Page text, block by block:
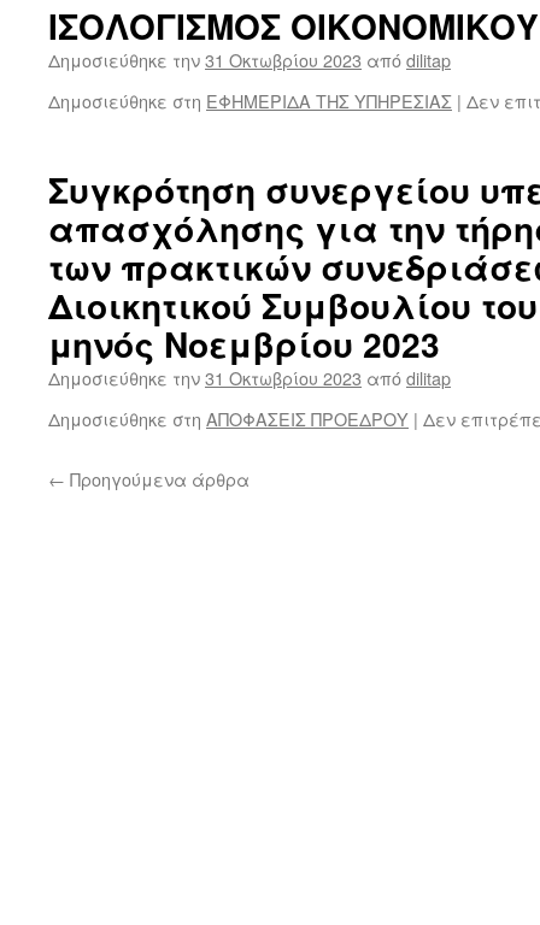
ΙΣΟΛΟΓΙΣΜΟΣ
Δημοσιεύθηκε την31 Οκτωβρίου 2023 απόdilitap
Δημοσιεύθηκε στη ΕΦΗΜΕΡΙΔΑ ΤΗΣ ΥΠΗΡΕΣΙΑΣ | Δεν
Συγκρότηση συνεργείου
απασχόλησης για την
των πρακτικών
Διοικητικού Συμβουλίου
μηνός Νοεμβρίου 2023
Δημοσιεύθηκε την31 Οκτωβρίου 2023 απόdilitap
Δημοσιεύθηκε στη ΑΠΟΦΑΣΕΙΣ ΠΡΟΕΔΡΟΥ | Δεν
← Προηγούμενα άρθρα